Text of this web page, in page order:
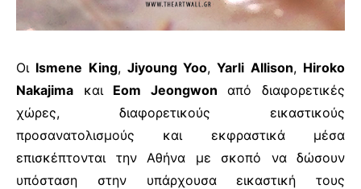
Οι Ismene King, Jiyoung Yoo,Yarli Allison, Hiroko
Nakajima και Eom Jeongwon από διαφορετικές
χώρες, διαφορετικούς εικαστικούς
προσανατολισμούς και εκφραστικά μέσα
επισκέπτονται την Αθήνα με σκοπό να δώσουν
υπόσταση στην υπάρχουσα εικαστική τους